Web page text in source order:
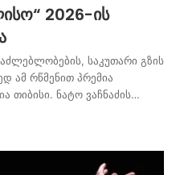
2026-ის
საკუთარი გზის
ამ რწმენით პრემია
თიბისი. ნატო ვაჩნაძის…